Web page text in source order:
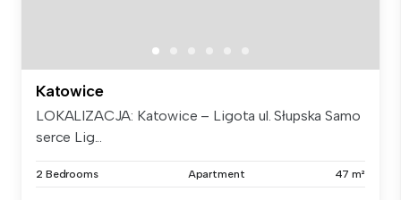
Katowice
LOKALIZACJA: Katowice – Ligota ul. Słupska Samo
serce Lig...
2 Bedrooms Apartment 47 m²